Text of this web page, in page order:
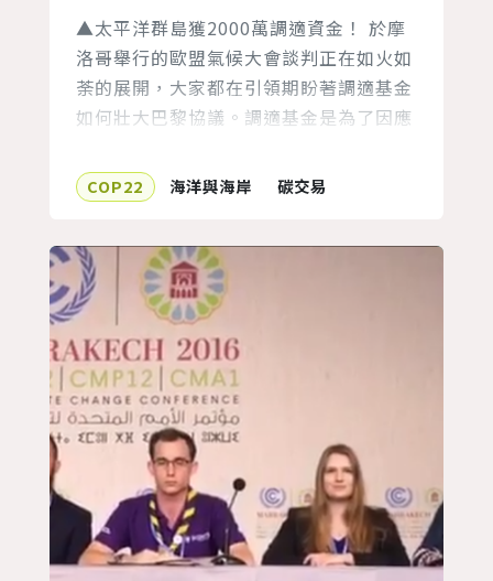
▲太平洋群島獲2000萬調適資金！ 於摩
洛哥舉行的歐盟氣候大會談判正在如火如
荼的展開，大家都在引領期盼著調適基金
如何壯大巴黎協議。調適基金是為了因應
於京都議定書的基礎上，以幫助全世界發
展因應氣候變遷的策略。 「為了太平
京都議定書過渡到巴黎協議。巴黎協議的
前導就非常清楚的陳述了，調適基金必須
協助建立起適應能力，幫助公約方去適應
氣...
COP22 海洋與海岸 碳交易